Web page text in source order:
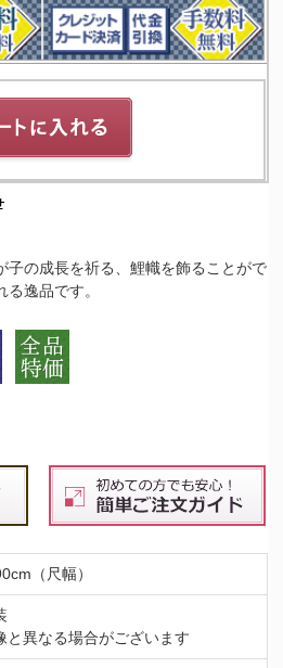
子の成長を祈る、鯉幟を飾ることがで
逸品です。
（尺幅）
異なる場合がございます